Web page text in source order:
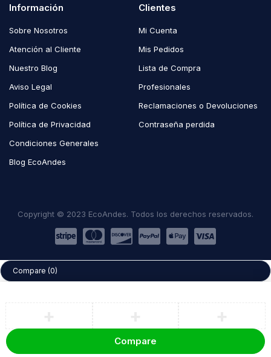
Información
Sobre Nosotros
Atención al Cliente
Nuestro Blog
Aviso Legal
Política de Cookies
Política de Privacidad
Condiciones Generales
Blog EcoAndes
Clientes
Mi Cuenta
Mis Pedidos
Lista de Compra
Profesionales
Reclamaciones o Devoluciones
Contraseña perdida
Copyright © 2023 EcoAndes. Todos los derechos reservados.
Compare (0)
Compare